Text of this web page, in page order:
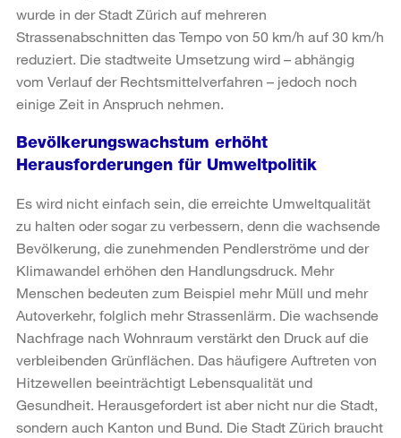
wurde in der Stadt Zürich auf mehreren
Strassenabschnitten das Tempo von 50 km/h auf 30 km/h
reduziert. Die stadtweite Umsetzung wird – abhängig
vom Verlauf der Rechtsmittelverfahren – jedoch noch
einige Zeit in Anspruch nehmen.
Bevölkerungswachstum erhöht
Herausforderungen für Umweltpolitik
Es wird nicht einfach sein, die erreichte Umweltqualität
zu halten oder sogar zu verbessern, denn die wachsende
Bevölkerung, die zunehmenden Pendlerströme und der
Klimawandel erhöhen den Handlungsdruck. Mehr
Menschen bedeuten zum Beispiel mehr Müll und mehr
Autoverkehr, folglich mehr Strassenlärm. Die wachsende
Nachfrage nach Wohnraum verstärkt den Druck auf die
verbleibenden Grünflächen. Das häufigere Auftreten von
Hitzewellen beeinträchtigt Lebensqualität und
Gesundheit. Herausgefordert ist aber nicht nur die Stadt,
sondern auch Kanton und Bund. Die Stadt Zürich braucht